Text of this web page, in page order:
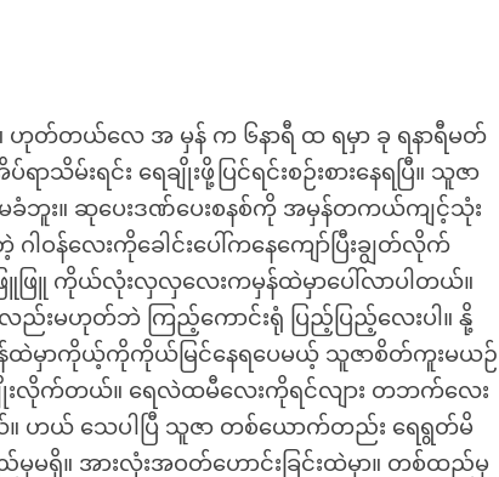
။ ဟုတ်တယ်လေ အ မှန် က ၆နာရီ ထ ရမှာ ခု ရနာရီမတ်
သိမ်းရင်း ရေချိုးဖို့ပြင်ရင်းစဉ်းစားနေရပြီ။ သူဇာ
ဘူး။ ဆုပေးဒဏ်ပေးစနစ်ကို အမှန်တကယ်ကျင့်သုံး
ါဝန်လေးကိုခေါင်းပေါ်ကနေကျော်ပြီးချွတ်လိုက်
ဖြူ ကိုယ်လုံးလှလှလေးကမှန်ထဲမှာပေါ်လာပါတယ်။
မဟုတ်ဘဲ ကြည့်ကောင်းရုံ ပြည့်ပြည့်လေးပါ။ နို့
မှာကိုယ့်ကိုကိုယ်မြင်နေရပေမယ့် သူဇာစိတ်ကူးမယဉ်
းချိုးလိုက်တယ်။ ရေလဲထမီလေးကိုရင်လျား တဘက်လေး
ယ်။ ဟယ် သေပါပြီ သူဇာ တစ်ယောက်တည်း ရေရွတ်မိ
အားလုံးအဝတ်ဟောင်းခြင်းထဲမှာ။ တစ်ထည်မှ